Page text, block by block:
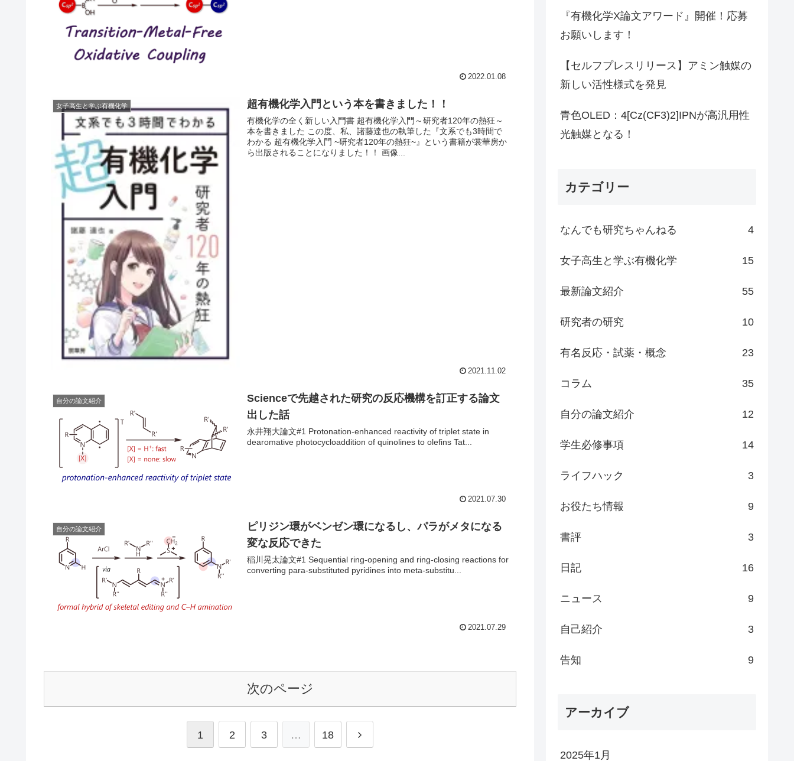
2022.01.08
女子高生と学ぶ有機化学 超有機化学入門という本を書きました！！
有機化学の全く新しい入門書 超有機化学入門～研究者120年の熱狂～
本を書きました この度、私、諸藤達也の執筆した『文系でも3時間で
わかる 超有機化学入門 ~研究者120年の熱狂~』という書籍が裳華房か
ら出版されることになりました！！ 画像...
2021.11.02
自分の論文紹介
Scienceで先越された研究の反応機構を訂正する論文
出した話
永井翔大論文#1 Protonation-enhanced reactivity of triplet state in
dearomative photocycloaddition of quinolines to olefins Tat...
2021.07.30
自分の論文紹介
ピリジン環がベンゼン環になるし、パラがメタになる
変な反応できた
稲川晃太論文#1 Sequential ring-opening and ring-closing reactions for
converting para-substituted pyridines into meta-substitu...
2021.07.29
次のページ
1 2 3 … 18 次
『有機化学X論文アワード』開催！応募
お願いします！
【セルフプレスリリース】アミン触媒の
新しい活性様式を発見
青色OLED：4[Cz(CF3)2]IPNが高汎用性
光触媒となる！
カテゴリー
なんでも研究ちゃんねる 4
女子高生と学ぶ有機化学 15
最新論文紹介 55
研究者の研究 10
有名反応・試薬・概念 23
コラム 35
自分の論文紹介 12
学生必修事項 14
ライフハック 3
お役たち情報 9
書評 3
日記 16
ニュース 9
自己紹介 3
告知 9
アーカイブ
2025年1月